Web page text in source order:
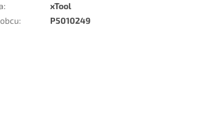
:
xTool
: P5010249